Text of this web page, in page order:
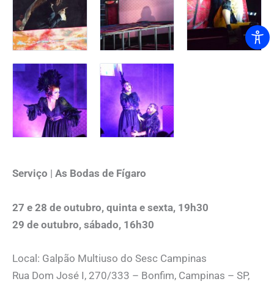
Serviço | As Bodas de Fígaro
27 e 28 de outubro, quinta e sexta, 19h30
29 de outubro, sábado, 16h30
Local: Galpão Multiuso do Sesc Campinas
Rua Dom José I, 270/333 – Bonfim, Campinas – SP,